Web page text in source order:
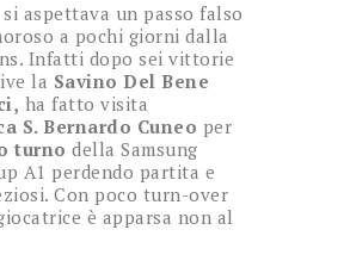
aspettava un passo falso
a pochi giorni dalla
Infatti dopo sei vittorie
la Savino Del Bene
i, ha fatto visita
S. Bernardo Cuneo per
turno della Samsung
A1 perdendo partita e
Con poco turn-over
è apparsa non al